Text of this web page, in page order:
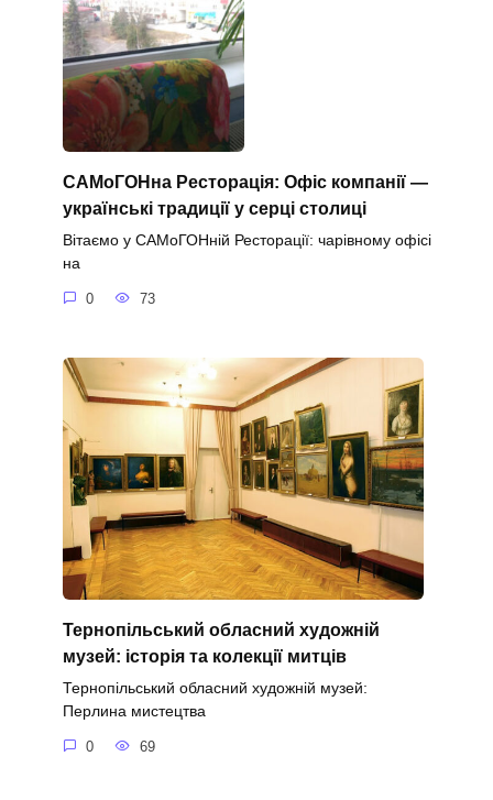
САМоГОНна Ресторація: Офіс компанії —
українські традиції у серці столиці
Вітаємо у САМоГОНній Ресторації: чарівному офісі
на
0 73
Тернопільський обласний художній
музей: історія та колекції митців
Тернопільський обласний художній музей:
Перлина мистецтва
0 69